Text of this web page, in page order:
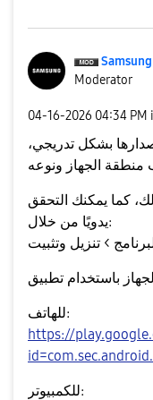
Moderator
‎04-16-2026 04:34 PM
بشكل تدريجي،
منطقة الجهاز ونوعه
كما يمكنك التحقق
يدويًا من خلال:
> تنزيل وتثبيت
للهاتف:
https://
للكمبيوتر: